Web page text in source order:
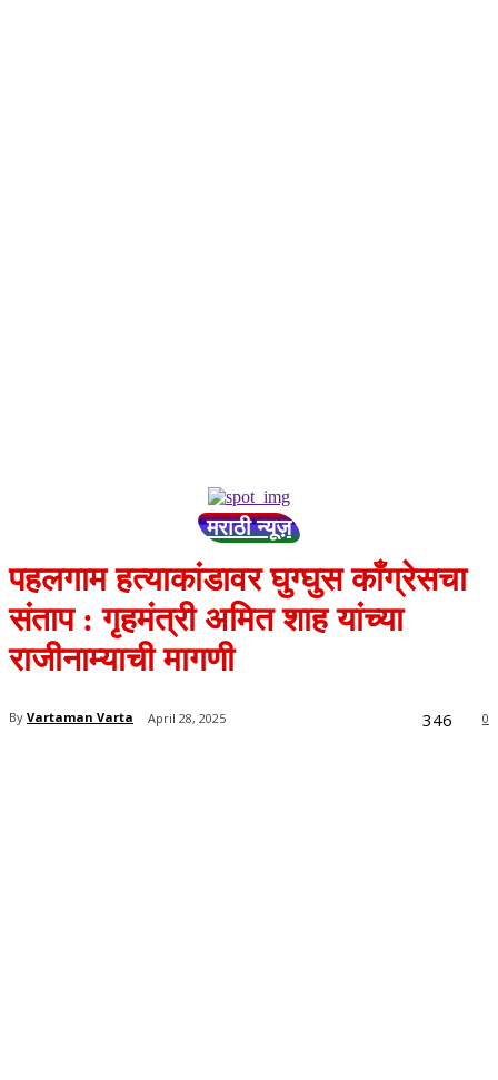
मराठी न्यूज़
पहलगाम हत्याकांडावर घुग्घुस काँग्रेसचा
संताप : गृहमंत्री अमित शाह यांच्या
राजीनाम्याची मागणी
By Vartaman Varta April 28, 2025 0
346